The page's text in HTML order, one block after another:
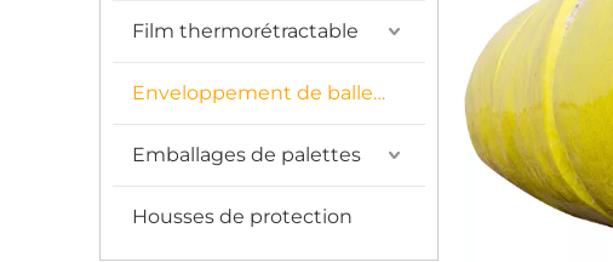
Film thermorétractable
Enveloppement de balles de coton
Emballages de palettes
Housses de protection